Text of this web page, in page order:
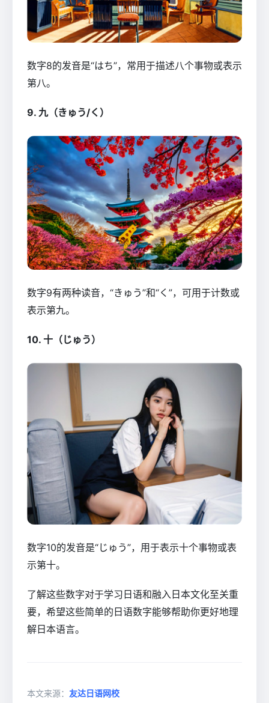
数字8的发音是“はち”，常用于描述八个事物或表示
第八。
9. 九（きゅう/く）
数字9有两种读音，“きゅう”和“く”，可用于计数或
表示第九。
10. 十（じゅう）
数字10的发音是“じゅう”，用于表示十个事物或表
示第十。
了解这些数字对于学习日语和融入日本文化至关重
要，希望这些简单的日语数字能够帮助你更好地理
解日本语言。
本文来源： 友达日语网校